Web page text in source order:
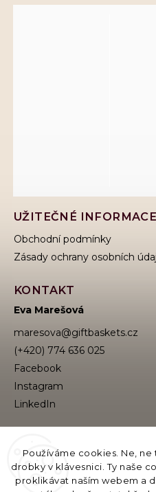
Používáme cookies. Ne,
drobky v klávesnici. Ty naše
proklikávat naším webem a
UŽITEČNÉ INFORMACE
Obchodní podmínky
Zásady ochrany osobních
KONTAKT
Eva Marešová
maresova@giftbaskets.cz
(+420) 774 636 025
Facebook
Instagram